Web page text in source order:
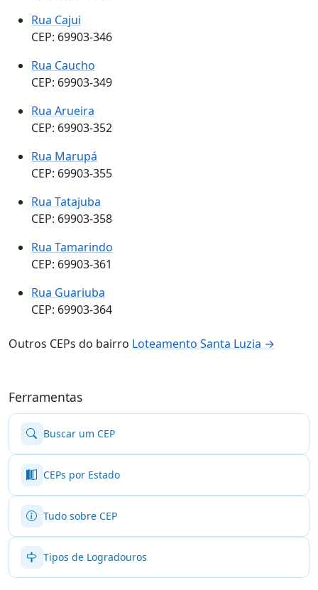
Rua Cajui
CEP: 69903-346
Rua Caucho
CEP: 69903-349
Rua Arueira
CEP: 69903-352
Rua Marupá
CEP: 69903-355
Rua Tatajuba
CEP: 69903-358
Rua Tamarindo
CEP: 69903-361
Rua Guariuba
CEP: 69903-364
Outros CEPs do bairro Loteamento Santa Luzia →
Ferramentas
Buscar um CEP
CEPs por Estado
Tudo sobre CEP
Tipos de Logradouros